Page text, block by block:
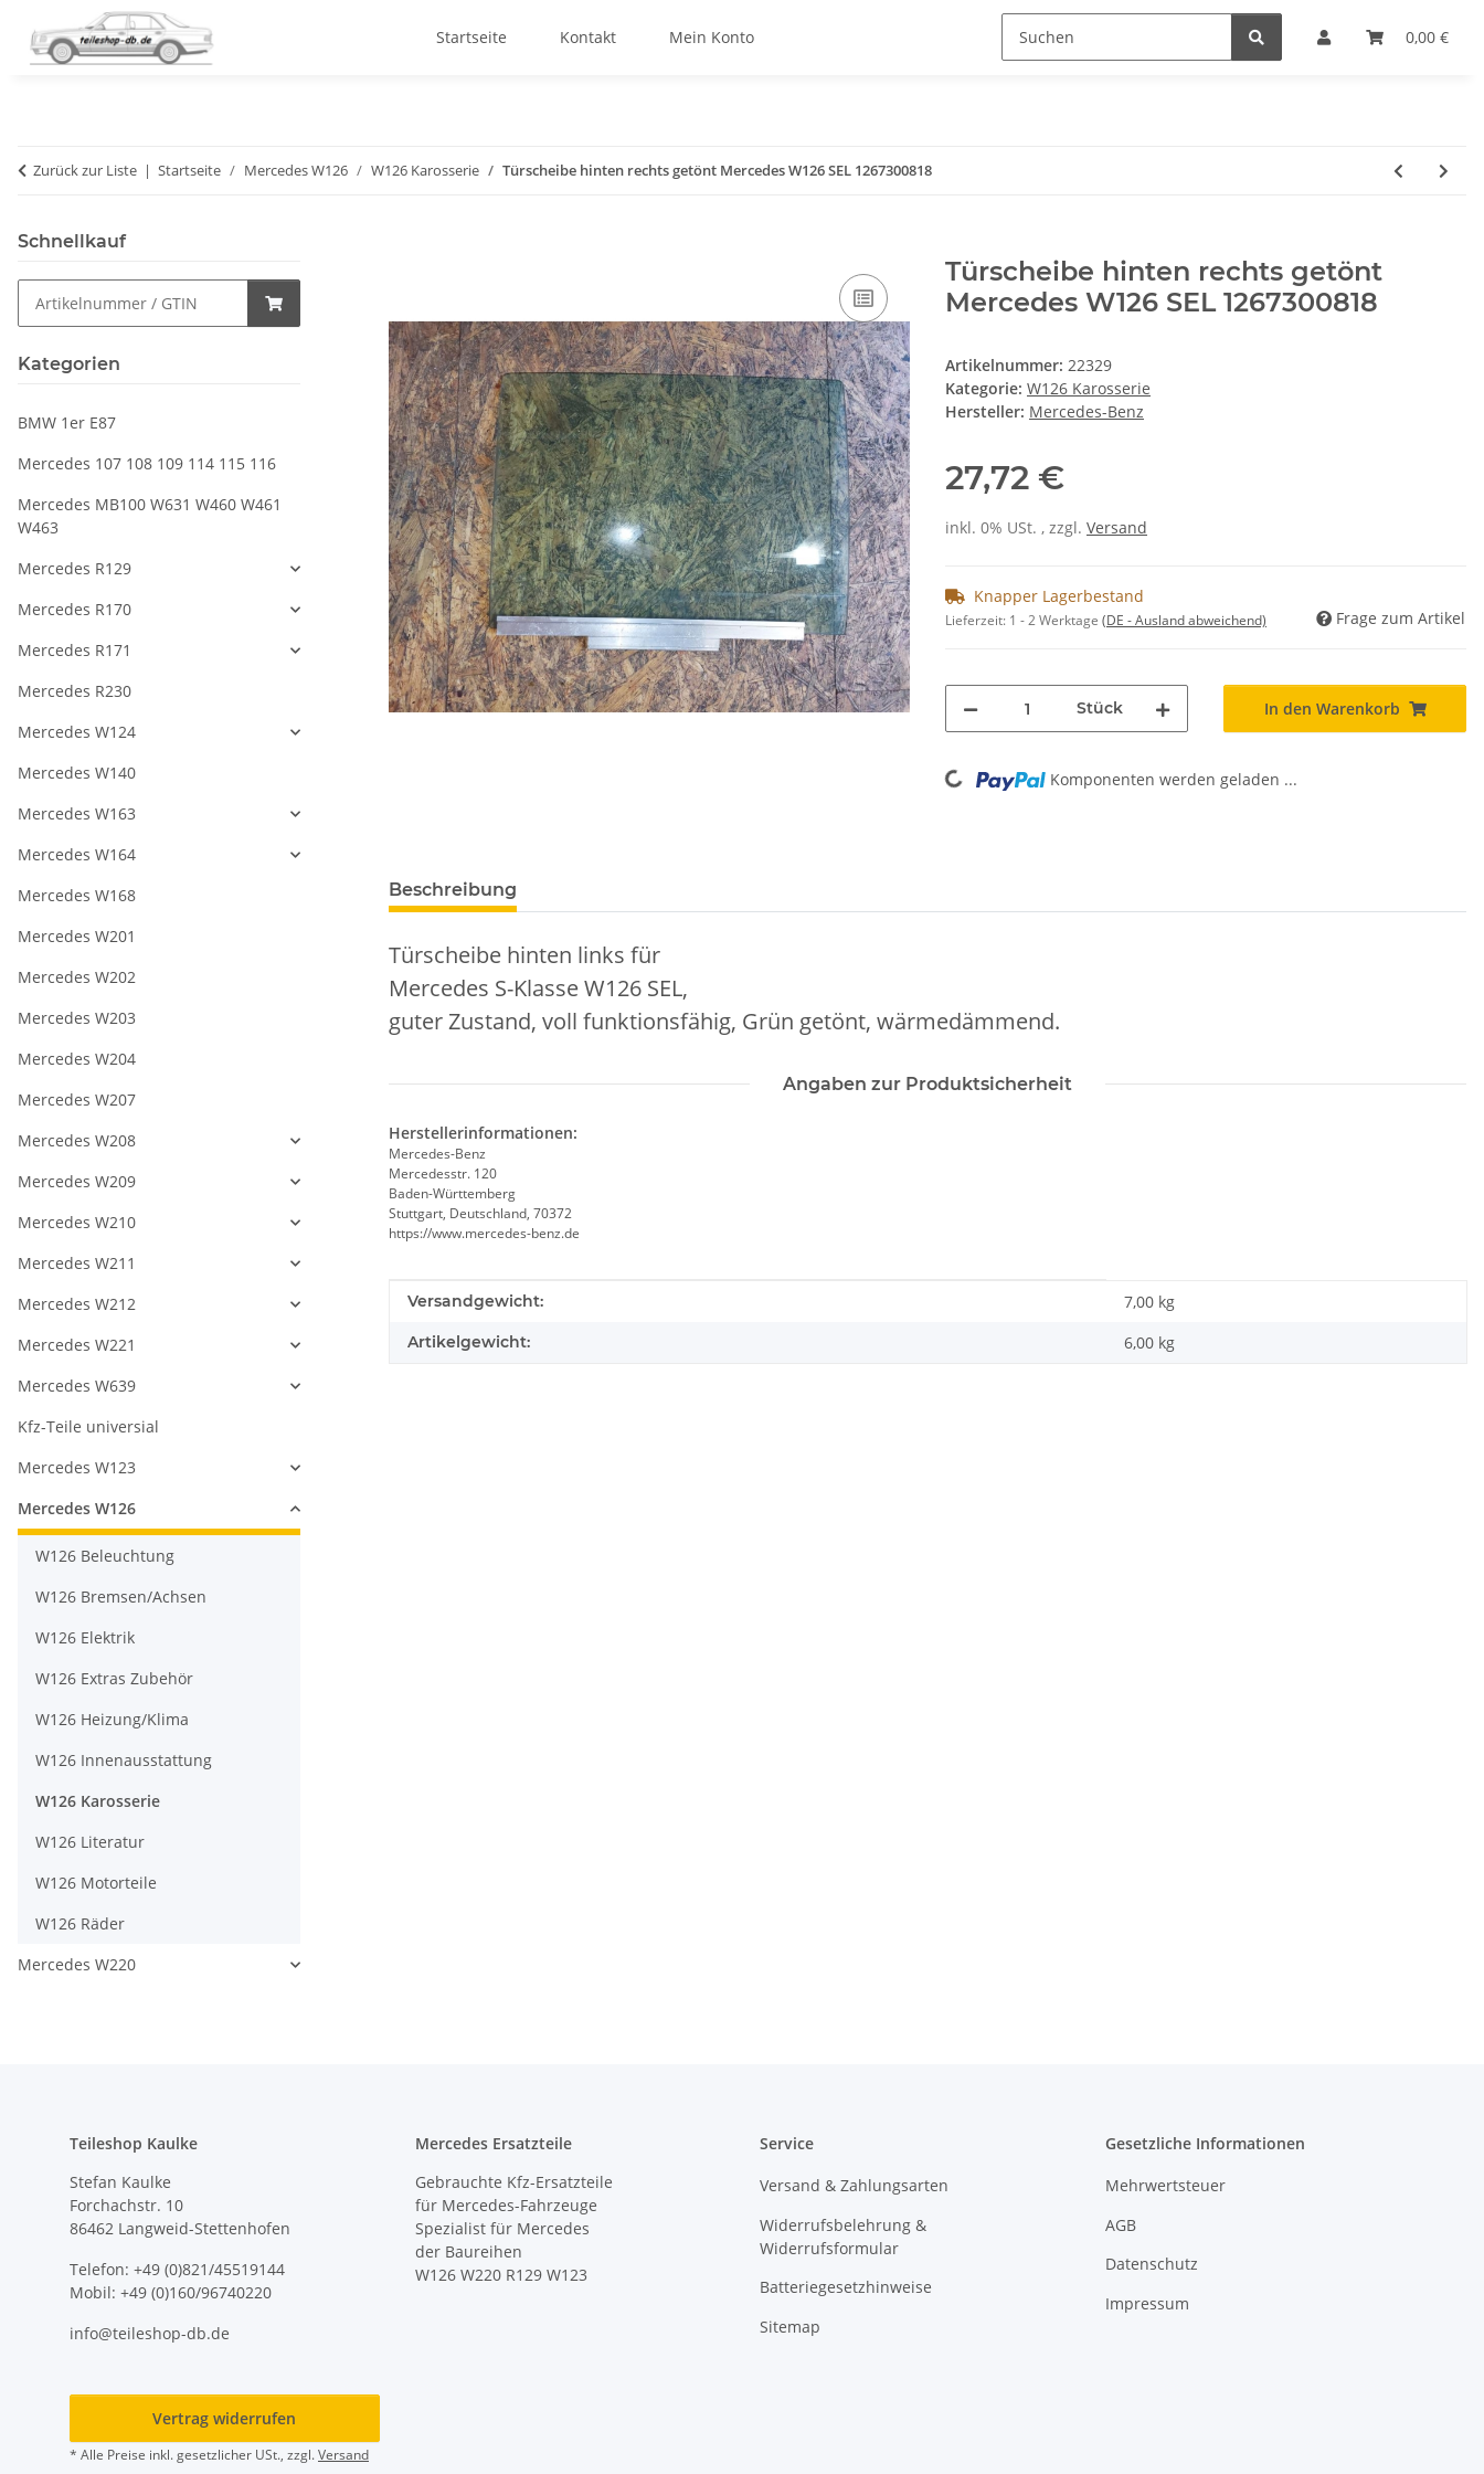
0,00 €
Startseite Kontakt Mein Konto
Zurück zur Liste Startseite Mercedes W126 W126 Karosserie Türscheibe hinten rechts getönt Mercedes W126 SEL 1267300818
Türscheibe hinten rechts getönt
Mercedes W126 SEL 1267300818
Artikelnummer: 22329
Kategorie: W126 Karosserie
Hersteller: Mercedes-Benz
27,72 €
inkl. 0% USt. , zzgl. Versand
Knapper Lagerbestand
Lieferzeit: 1 - 2 Werktage (DE - Ausland abweichend) Frage zum Artikel
Stück In den Warenkorb
Loading... Komponenten werden geladen ...
Beschreibung
Türscheibe hinten links für
Mercedes S-Klasse W126 SEL,
guter Zustand, voll funktionsfähig, Grün getönt, wärmedämmend.
Angaben zur Produktsicherheit
Herstellerinformationen:
Mercedes-Benz
Mercedesstr. 120
Baden-Württemberg
Stuttgart, Deutschland, 70372
https://www.mercedes-benz.de
Produkteigenschaft
Wert
Versandgewicht: 7,00 kg
Artikelgewicht: 6,00 kg
Schnellkauf
Kategorien
BMW 1er E87
Mercedes 107 108 109 114 115 116
Mercedes MB100 W631 W460 W461
W463
Mercedes R129
Mercedes R170
Mercedes R171
Mercedes R230
Mercedes W124
Mercedes W140
Mercedes W163
Mercedes W164
Mercedes W168
Mercedes W201
Mercedes W202
Mercedes W203
Mercedes W204
Mercedes W207
Mercedes W208
Mercedes W209
Mercedes W210
Mercedes W211
Mercedes W212
Mercedes W221
Mercedes W639
Kfz-Teile universial
Mercedes W123
Mercedes W126
W126 Beleuchtung
W126 Bremsen/Achsen
W126 Elektrik
W126 Extras Zubehör
W126 Heizung/Klima
W126 Innenausstattung
W126 Karosserie
W126 Literatur
W126 Motorteile
W126 Räder
Mercedes W220
Teileshop Kaulke
Stefan Kaulke
Forchachstr. 10
86462 Langweid-Stettenhofen
Telefon: +49 (0)821/45519144
Mobil: +49 (0)160/96740220
info@teileshop-db.de
Mercedes Ersatzteile
Gebrauchte Kfz-Ersatzteile
für Mercedes-Fahrzeuge
Spezialist für Mercedes
der Baureihen
W126 W220 R129 W123
Service
Versand & Zahlungsarten
Widerrufsbelehrung &
Widerrufsformular
Batteriegesetzhinweise
Sitemap
Gesetzliche Informationen
Mehrwertsteuer
AGB
Datenschutz
Impressum
Vertrag widerrufen
* Alle Preise inkl. gesetzlicher USt., zzgl.Versand